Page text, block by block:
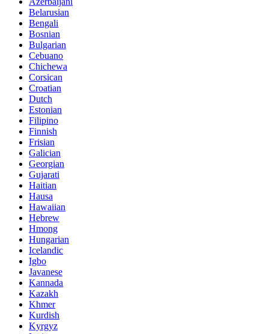
Belarusian
Bengali
Bosnian
Bulgarian
Cebuano
Chichewa
Corsican
Croatian
Dutch
Estonian
Filipino
Finnish
Frisian
Galician
Georgian
Gujarati
Haitian
Hausa
Hawaiian
Hebrew
Hmong
Hungarian
Icelandic
Igbo
Javanese
Kannada
Kazakh
Khmer
Kurdish
Kyrgyz